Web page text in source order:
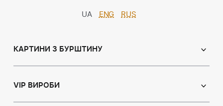
UA ENG RUS
КАРТИНИ З БУРШТИНУ
Іменні ікони
VIP ВИРОБИ